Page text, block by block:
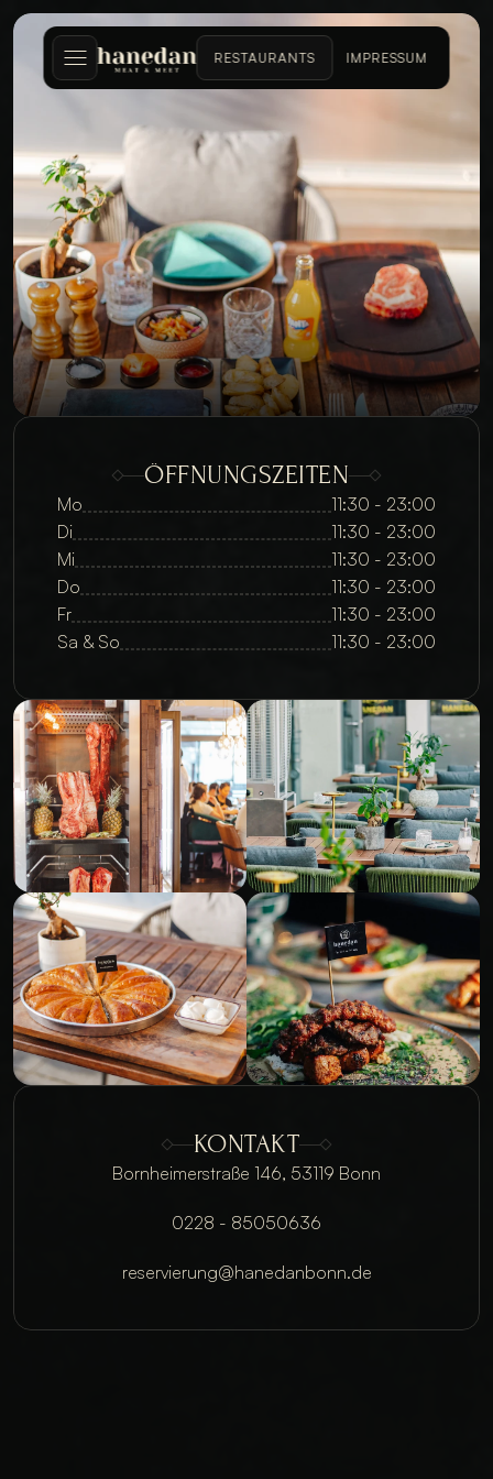
RESTAURANTS IMPRESSUM
HANEDAN
BONN
ÖFFNUNGSZEITEN
Mo
11:30 - 23:00
Di
11:30 - 23:00
Mi
11:30 - 23:00
Do
11:30 - 23:00
Fr
11:30 - 23:00
Sa & So
11:30 - 23:00
KONTAKT
Bornheimerstraße 146, 53119 Bonn
0228 - 85050636
reservierung@hanedanbonn.de